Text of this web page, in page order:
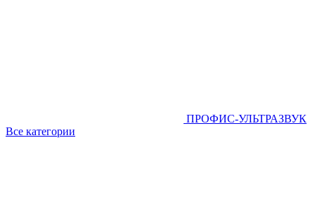
ПРОФИС-УЛЬТРАЗВУК
Все категории